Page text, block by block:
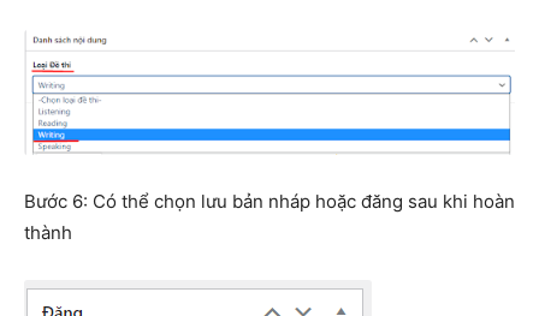
Bước 6: Có thể chọn lưu bản nháp hoặc đăng sau khi hoàn
thành